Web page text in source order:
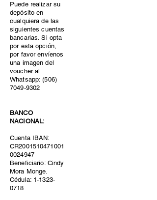
Puede realizar su
depósito en
cualquiera de las
siguientes cuentas
bancarias. Si opta
por esta opción,
por favor envíenos
una imagen del
voucher al
Whatsapp: (506)
7049-9302
BANCO
NACIONAL:
Cuenta IBAN:
CR2001510471001
0024947
Beneficiario: Cindy
Mora Monge.
Cédula: 1-1323-
0718